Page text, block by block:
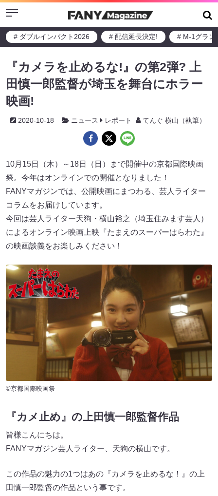
Menu
# ダブルインパクト2026 # 配信延長決定! # M-1グラン
『カメラを止めるな!』の第2弾? 上
田慎一郎監督が埼玉を舞台にホラー
映画!
2020-10-18 ニュース レポート てんぐ 横山（執筆）
10月15日（木）～18日（日）まで開催中の京都国際映画
祭。今年はオンラインでの開催となりました！
FANYマガジンでは、公開映画にまつわる、芸人ライター
コラムをお届けしています。
今回は芸人ライター天狗・横山裕之（埼玉住みます芸人）
によるオンライン映画上映『たまえのスーパーはらわた』
の映画談義をお楽しみください！
©京都国際映画祭
『カメ止め』の上田慎一郎監督作品
皆様こんにちは。
FANYマガジン芸人ライター、天狗の横山です。
この作品の魅力の1つはあの『カメラを止めるな！』の上
田慎一郎監督の作品という事です。